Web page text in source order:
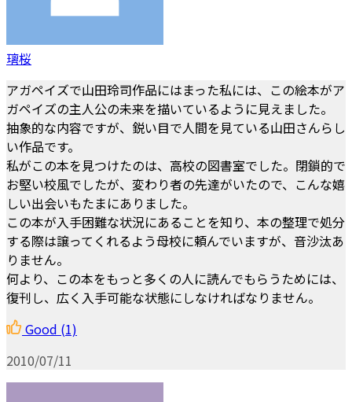
璃桜
アガペイズで山田玲司作品にはまった私には、この絵本がア
ガペイズの主人公の未来を描いているように見えました。
抽象的な内容ですが、鋭い目で人間を見ている山田さんらし
い作品です。
私がこの本を見つけたのは、高校の図書室でした。閉鎖的で
お堅い校風でしたが、変わり者の先達がいたので、こんな嬉
しい出会いもたまにありました。
この本が入手困難な状況にあることを知り、本の整理で処分
する際は譲ってくれるよう母校に頼んでいますが、音沙汰あ
りません。
何より、この本をもっと多くの人に読んでもらうためには、
復刊し、広く入手可能な状態にしなければなりません。
Good (1)
2010/07/11